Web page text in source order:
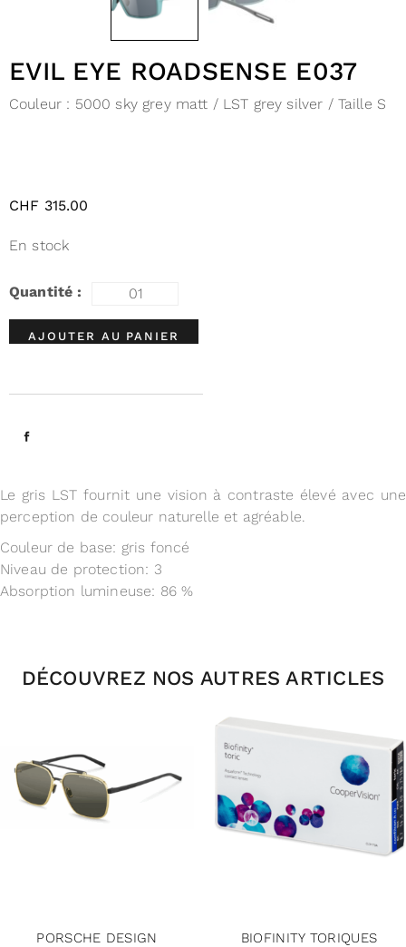
EVIL EYE ROADSENSE E037
Couleur : 5000 sky grey matt / LST grey silver / Taille S
CHF 315.00
En stock
AJOUTER AU PANIER
Le gris LST fournit une vision à contraste élevé avec une
perception de couleur naturelle et agréable.
Couleur de base: gris foncé
Niveau de protection: 3
Absorption lumineuse: 86 %
DÉCOUVREZ NOS AUTRES ARTICLES
PORSCHE DESIGN
BIOFINITY TORIQUES